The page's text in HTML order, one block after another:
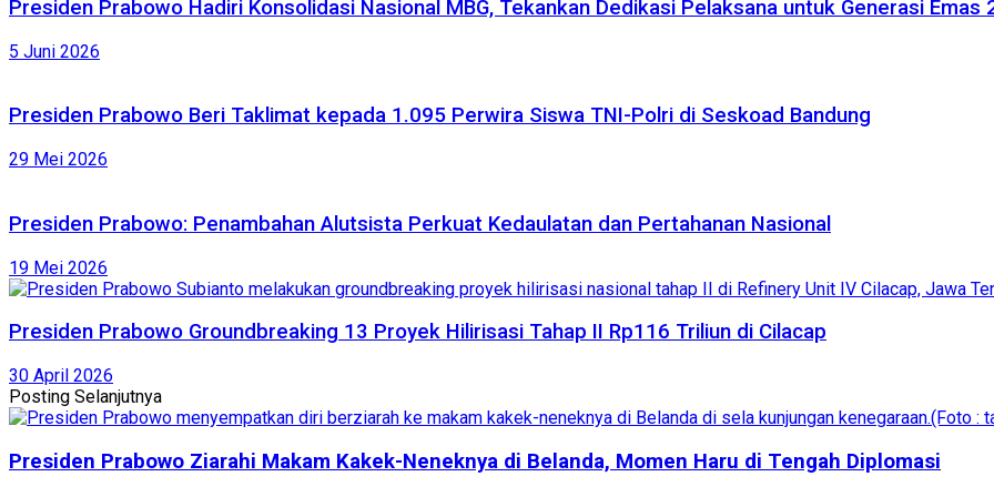
Presiden Prabowo Hadiri Konsolidasi Nasional MBG, Tekankan Dedikasi Pelaksana untuk Generasi Emas
5 Juni 2026
Presiden Prabowo Beri Taklimat kepada 1.095 Perwira Siswa TNI-Polri di Seskoad Bandung
29 Mei 2026
Presiden Prabowo: Penambahan Alutsista Perkuat Kedaulatan dan Pertahanan Nasional
19 Mei 2026
Presiden Prabowo Groundbreaking 13 Proyek Hilirisasi Tahap II Rp116 Triliun di Cilacap
30 April 2026
Posting Selanjutnya
Presiden Prabowo Ziarahi Makam Kakek-Neneknya di Belanda, Momen Haru di Tengah Diplomasi